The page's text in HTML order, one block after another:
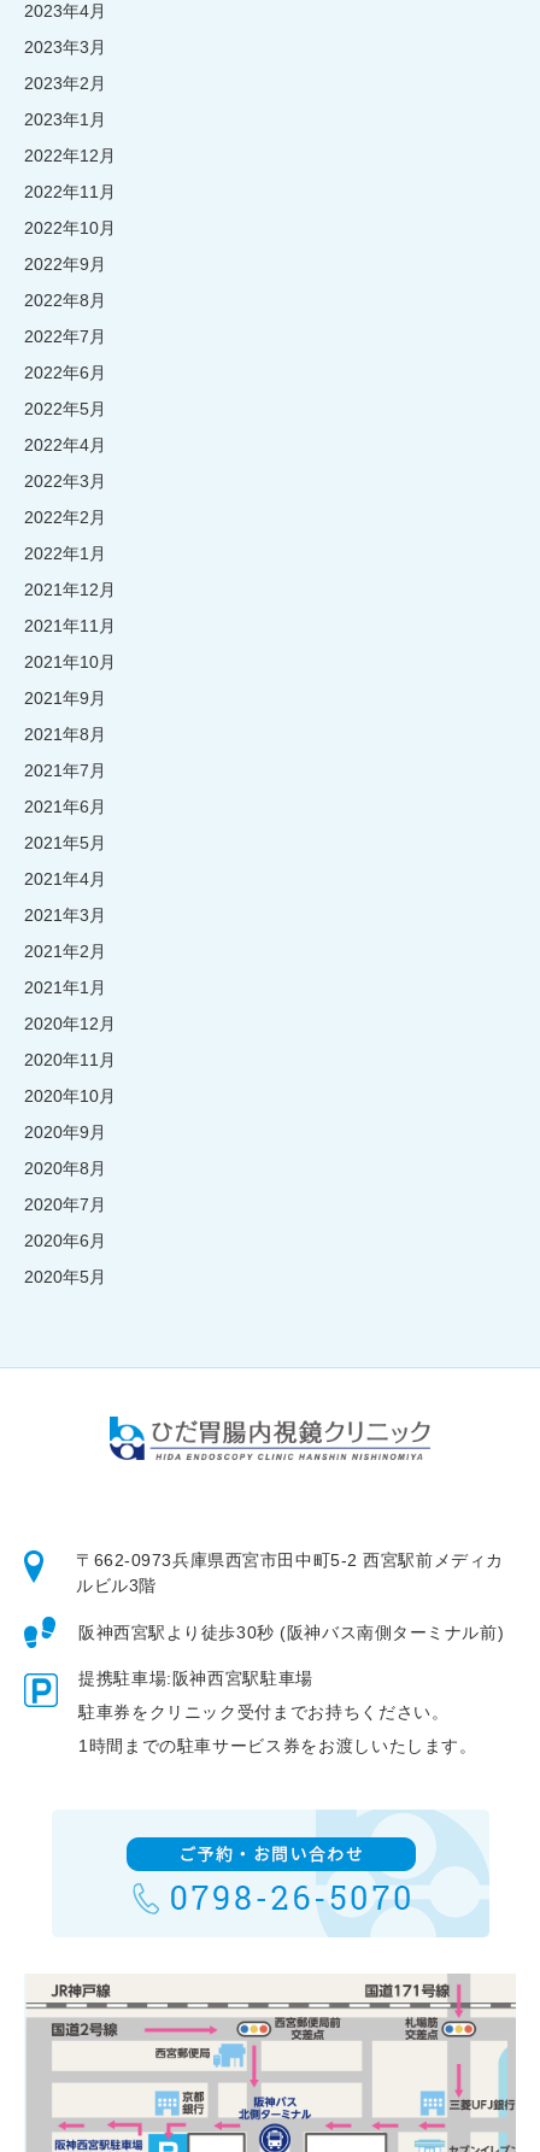
2023年4月
2023年3月
2023年2月
2023年1月
2022年12月
2022年11月
2022年10月
2022年9月
2022年8月
2022年7月
2022年6月
2022年5月
2022年4月
2022年3月
2022年2月
2022年1月
2021年12月
2021年11月
2021年10月
2021年9月
2021年8月
2021年7月
2021年6月
2021年5月
2021年4月
2021年3月
2021年2月
2021年1月
2020年12月
2020年11月
2020年10月
2020年9月
2020年8月
2020年7月
2020年6月
2020年5月
〒662-0973兵庫県西宮市田中町5-2 西宮駅前メディカ
ルビル3階
阪神西宮駅より徒歩30秒 (阪神バス南側ターミナル前)
提携駐車場:阪神西宮駅駐車場
駐車券をクリニック受付までお持ちください。
1時間までの駐車サービス券をお渡しいたします。